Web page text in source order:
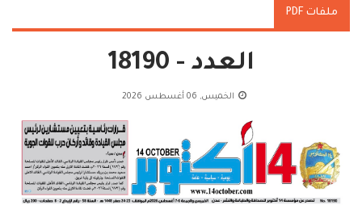
ملفات PDF
العدد - 18190
الخميس, 06 أغسطس 2026